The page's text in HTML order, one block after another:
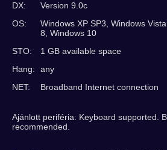
DX:
Version 9.0c
OS:
Windows XP SP3, Windows
8, Windows 10
STO:
1 GB available space
Hang:
any
NET:
Broadband Internet connection
Ajánlott periféria: Keyboard supported.
recommended.